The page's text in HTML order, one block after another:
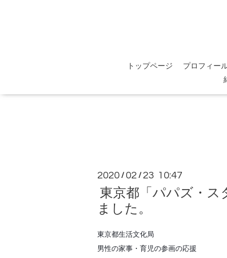
トップページ
プロフィー
2020 / 02 / 23 10:47
東京都「パパズ・ス
ました。
東京都生活文化局
男性の家事・育児の参画の応援